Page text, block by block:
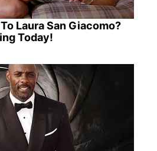
Laura San Giacomo?
Today!